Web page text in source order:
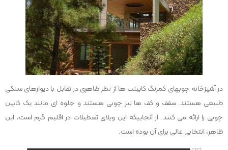
در آشپزخانه چوبهای کمرنگ کابینت ها از نظر ظاهری در تقابل با دیوارهای سنگی
طبیعی هستند. سقف و کف ها نیز چوبی هستند و جلوه ای مانند یک کابین
چوبی را ارائه می کنند. از آنجاییکه این ویلای تعطیلات در اقلیم گرم است، این
ظاهر، انتخابی عالی برای آن بوده است.